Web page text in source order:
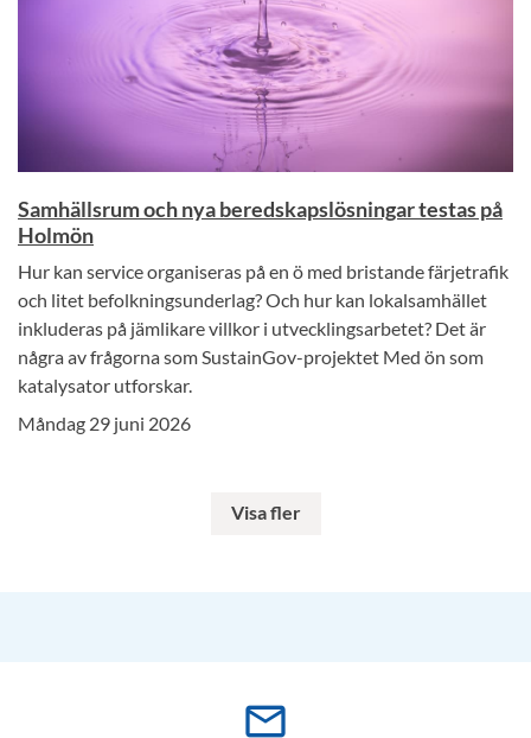
Samhällsrum och nya beredskapslösningar testas på
Holmön
Hur kan service organiseras på en ö med bristande färjetrafik
och litet befolkningsunderlag? Och hur kan lokalsamhället
inkluderas på jämlikare villkor i utvecklingsarbetet? Det är
några av frågorna som SustainGov-projektet Med ön som
katalysator utforskar.
Måndag 29 juni 2026
Visa fler
mail_outline